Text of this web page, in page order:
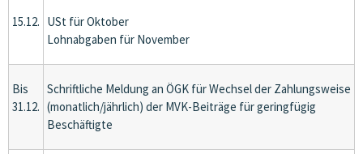
15.12. USt für Oktober
Lohnabgaben für November
Bis
31.12.
Schriftliche Meldung an ÖGK für Wechsel der Zahlungsweise
(monatlich/jährlich) der MVK-Beiträge für geringfügig
Beschäftigte